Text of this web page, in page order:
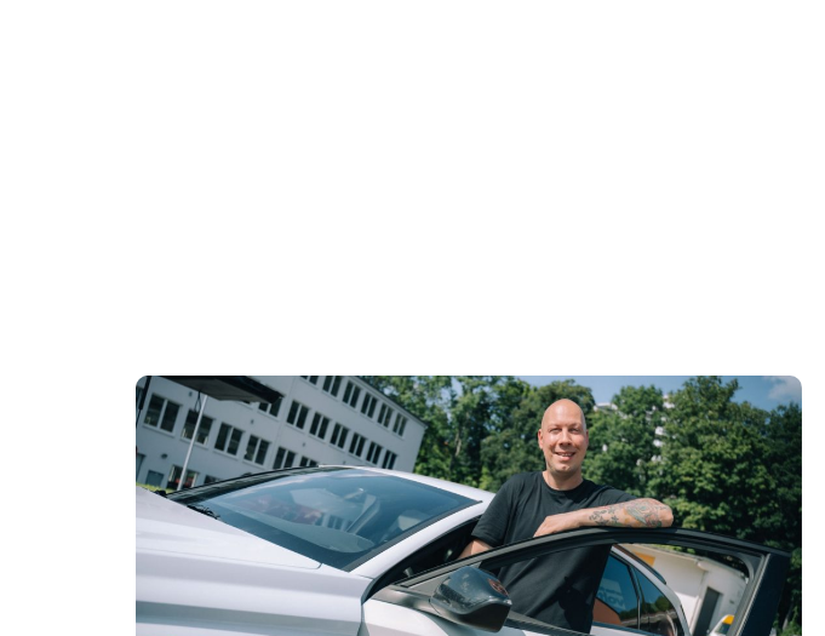
Rundum-sorglos: Ihr Weg zur eigenen PV-Anlage
Kostenlose